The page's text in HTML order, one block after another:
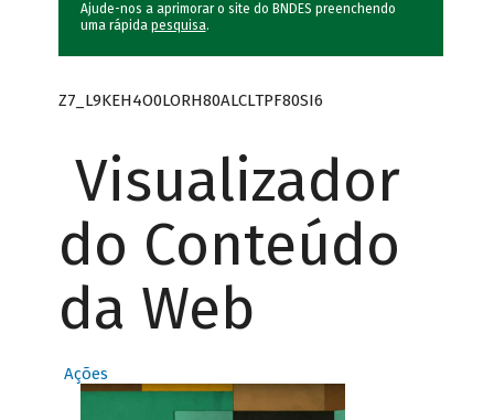
Ajude-nos a aprimorar o site do BNDES preenchendo
uma rápida pesquisa.
Z7_L9KEH4O0LORH80ALCLTPF80SI6
Visualizador
do Conteúdo
da Web
Ações